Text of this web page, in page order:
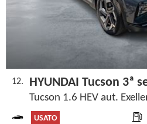
12. HYUNDAI Tucson 3ª
Tucson 1.6 HEV aut.
USATO